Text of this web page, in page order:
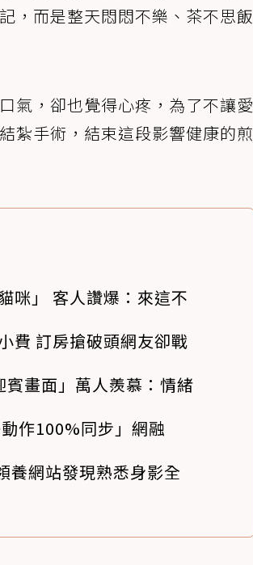
，而是整天悶悶不樂、茶不思飯
氣，卻也覺得心疼，為了不讓愛
紮手術，結束這段影響健康的煎
咪」 客人讚爆：來這不
費 訂房搶破頭網友卻戰
畫面」萬人羨慕：情緒
作100%同步」網融
養網站發現熟悉身影全